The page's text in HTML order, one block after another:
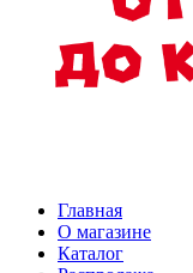
Главная
О магазине
Каталог